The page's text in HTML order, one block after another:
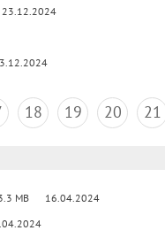
23.12.2024
18 19 20 21
MB 16.04.2024